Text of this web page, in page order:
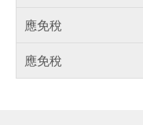
應免稅
應免稅